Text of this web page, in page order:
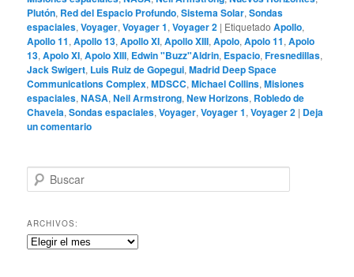
Plutón, Red del Espacio Profundo,Sistema Solar,Sondas
espaciales,Voyager,Voyager 1,Voyager 2 | Etiquetado Apollo,
Apollo 11,Apollo 13,Apollo XI,Apollo XIII,Apolo,Apolo 11,Apolo
13,Apolo XI,Apolo XIII, Edwin "Buzz"Aldrin, Espacio,Fresnedillas,
Jack Swigert, Luis Ruiz de Gopegui,Madrid Deep Space
Communications Complex,MDSCC,Michael Collins,Misiones
espaciales,NASA,Neil Armstrong,New Horizons, Robledo de
Chavela,Sondas espaciales,Voyager,Voyager 1,Voyager 2 | Deja
un comentario
u
c
a
r
ARCHIVOS:
Archivos: